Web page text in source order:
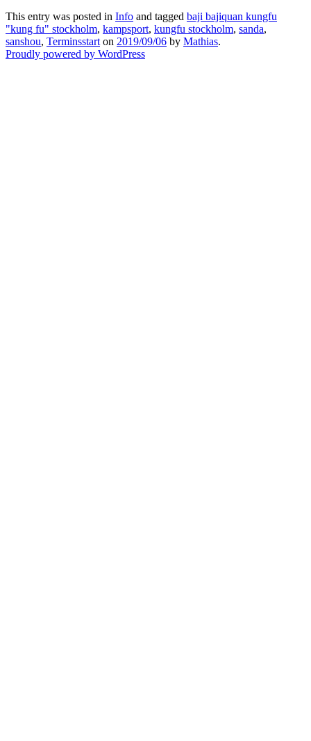
This entry was posted in Info and tagged baji bajiquan kungfu
"kung fu" stockholm, kampsport, kungfu stockholm, sanda,
sanshou, Terminsstart on 2019/09/06 by Mathias.
Proudly powered by WordPress